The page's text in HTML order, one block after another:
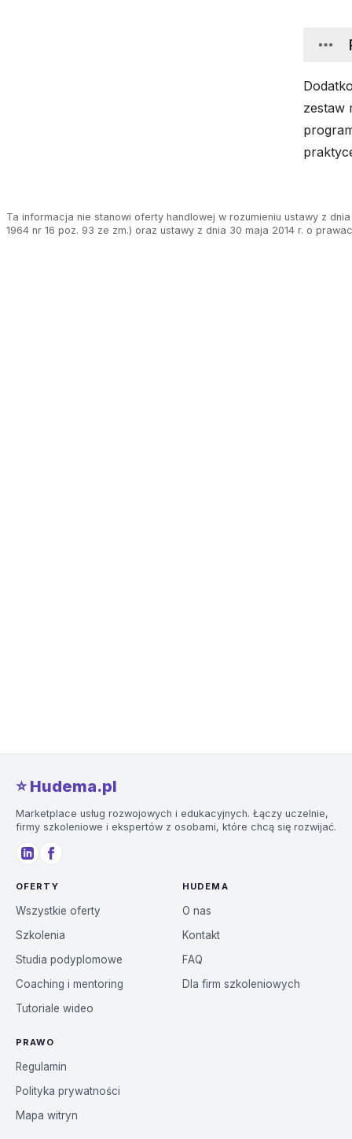
zestaw
Ta informacja nie stanowi oferty handlowej w rozumieniu ustawy z
1964 nr 16 poz. 93 ze zm.) oraz ustawy z dnia 30 maja 2014 r. o
⭐️ Hudema.pl
Marketplace usług rozwojowych i edukacyjnych. Łączy uczelnie,
firmy szkoleniowe i ekspertów z osobami, które chcą się rozwijać.
OFERTY
Wszystkie oferty
Szkolenia
Studia podyplomowe
Coaching i mentoring
Tutoriale wideo
HUDEMA
O nas
Kontakt
FAQ
Dla firm szkoleniowych
PRAWO
Regulamin
Polityka prywatności
Mapa witryn